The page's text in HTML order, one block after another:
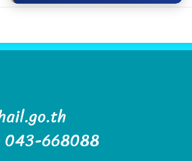
043-668088